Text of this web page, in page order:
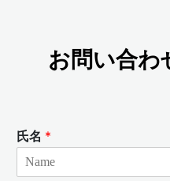
お問い合
氏名 *